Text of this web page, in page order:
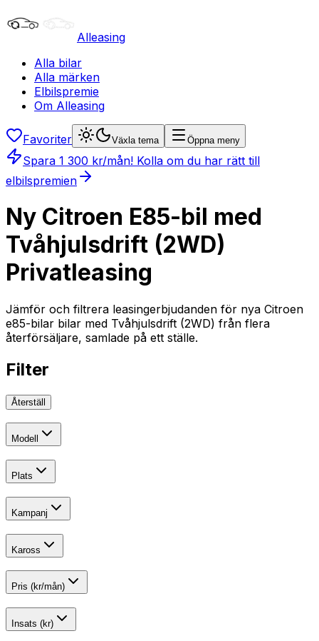
Alleasing
Alla bilar
Alla märken
Elbilspremie
Om Alleasing
Favoriter Växla tema Öppna meny
Spara 1 300 kr/mån! Kolla om du har rätt till
elbilspremien
Ny Citroen E85-bil med
Tvåhjulsdrift (2WD)
Privatleasing
Jämför och filtrera leasingerbjudanden för nya Citroen
e85-bilar bilar med Tvåhjulsdrift (2WD) från flera
återförsäljare, samlade på ett ställe.
Filter
Återställ
Modell
Plats
Kampanj
Kaross
Pris (kr/mån)
Insats (kr)